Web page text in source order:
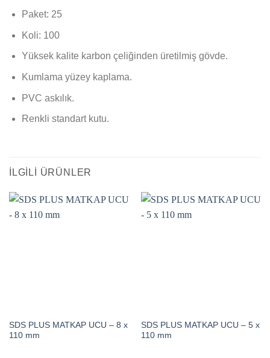
Paket: 25
Koli: 100
Yüksek kalite karbon çeliğinden üretilmiş gövde.
Kumlama yüzey kaplama.
PVC askılık.
Renkli standart kutu.
İLGILI ÜRÜNLER
SDS PLUS MATKAP UCU – 8 x
110 mm
SDS PLUS MATKAP UCU – 5 x
110 mm